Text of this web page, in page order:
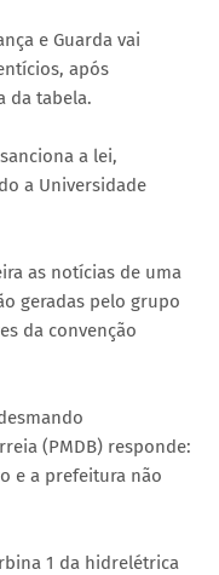
e Guarda vai
após
da tabela.
a lei,
a Universidade
as notícias de uma
geradas pelo grupo
da convenção
(PMDB) responde:
e a prefeitura não
1 da hidrelétrica